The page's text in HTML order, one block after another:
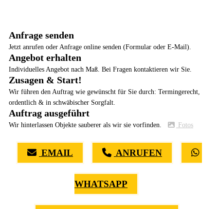
Anfrage senden
Jetzt anrufen oder Anfrage online senden (Formular oder E-Mail).
Angebot erhalten
Individuelles Angebot nach Maß. Bei Fragen kontaktieren wir Sie.
Zusagen & Start!
Wir führen den Auftrag wie gewünscht für Sie durch: Termingerecht,
ordentlich & in schwäbischer Sorgfalt.
Auftrag ausgeführt
Wir hinterlassen Objekte sauberer als wir sie vorfinden. Fotos
EMAIL ANRUFEN
WHATSAPP